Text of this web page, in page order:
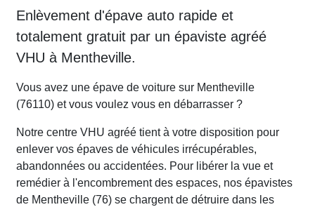
Enlèvement d'épave auto rapide et
totalement gratuit par un épaviste agréé
VHU à Mentheville.
Vous avez une épave de voiture sur Mentheville
(76110) et vous voulez vous en débarrasser ?
Notre centre VHU agréé tient à votre disposition pour
enlever vos épaves de véhicules irrécupérables,
abandonnées ou accidentées. Pour libérer la vue et
remédier à l'encombrement des espaces, nos épavistes
de Mentheville (76) se chargent de détruire dans les